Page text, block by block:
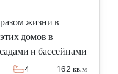
жизни в
домов в
и бассейнами
проживания,
4 162 кв.м